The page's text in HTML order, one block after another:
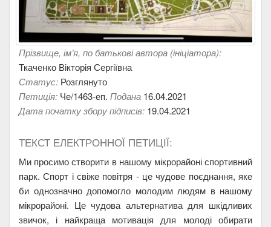
Прізвище, ім’я, по батькові автора (ініціатора):
Ткаченко Вікторія Сергіївна
Статус: Розглянуто
Петиція: Че/1463-еп. Подана 16.04.2021
Дата початку збору підписів: 19.04.2021
ТЕКСТ ЕЛЕКТРОННОЇ ПЕТИЦІЇ:
Ми просимо створити в нашому мікрорайоні спортивний
парк. Спорт і свіже повітря - це чудове поєднання, яке
би однозначно допомогло молодим людям в нашому
мікрорайоні. Це чудова альтернатива для шкідливих
звичок, і найкраща мотивація для молоді обирати